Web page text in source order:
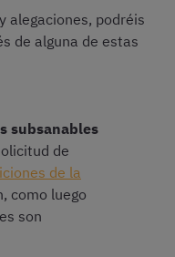
alegaciones, podréis
de alguna de estas
subsanables
de
de la
como luego
son